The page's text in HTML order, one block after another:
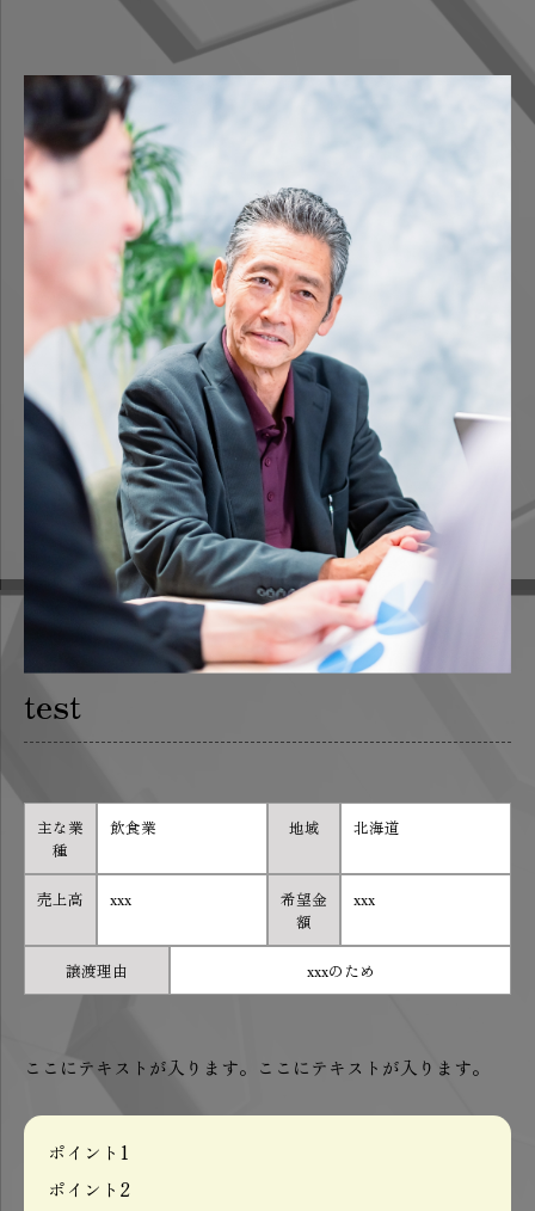
test
主な業
種
飲食業 地域 北海道
売上高 xxx
希望金
額
xxx
譲渡理由 xxxのため
ここにテキストが入ります。ここにテキストが入ります。
ポイント1
ポイント2